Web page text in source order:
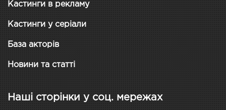
Кастинги в рекламу
Кастинги у серіали
База акторів
Новини та статті
Наші сторінки у соц. мережах